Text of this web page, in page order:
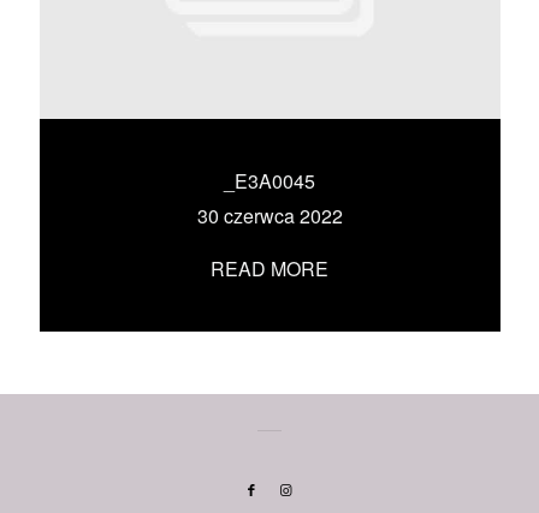
_E3A0045
30 czerwca 2022
READ MORE
UMÓW SIĘ ZE MNĄ →